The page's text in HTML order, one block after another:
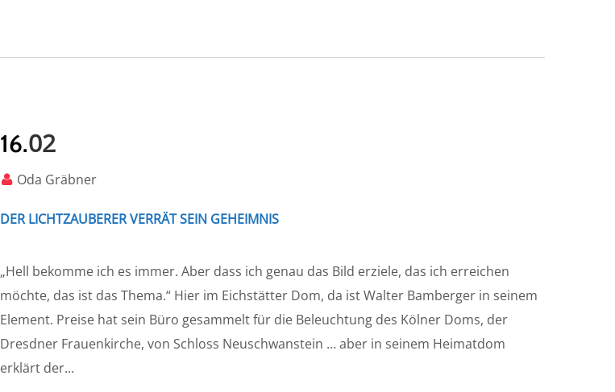
16.02
Oda Gräbner
DER LICHTZAUBERER VERRÄT SEIN GEHEIMNIS
„Hell bekomme ich es immer. Aber dass ich genau das Bild erziele, das ich erreichen
möchte, das ist das Thema.“ Hier im Eichstätter Dom, da ist Walter Bamberger in seinem
Element. Preise hat sein Büro gesammelt für die Beleuchtung des Kölner Doms, der
Dresdner Frauenkirche, von Schloss Neuschwanstein … aber in seinem Heimatdom
erklärt der...